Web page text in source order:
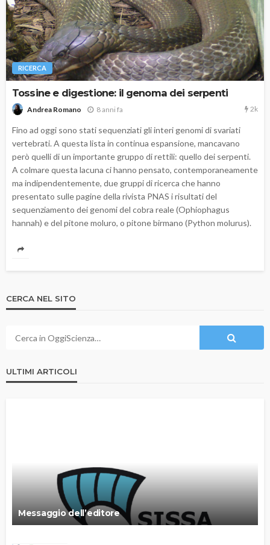
RICERCA
Tossine e digestione: il genoma dei serpenti
Andrea Romano 8 anni fa 2k
Fino ad oggi sono stati sequenziati gli interi genomi di svariati
vertebrati. A questa lista in continua espansione, mancavano
però quelli di un importante gruppo di rettili: quello dei serpenti.
A colmare questa lacuna ci hanno pensato, contemporaneamente
ma indipendentemente, due gruppi di ricerca che hanno
presentato sulle pagine della rivista PNAS i risultati del
sequenziamento dei genomi del cobra reale (Ophiophagus
hannah) e del pitone moluro, o pitone birmano (Python molurus).
CERCA NEL SITO
ULTIMI ARTICOLI
Messaggio dell’editore